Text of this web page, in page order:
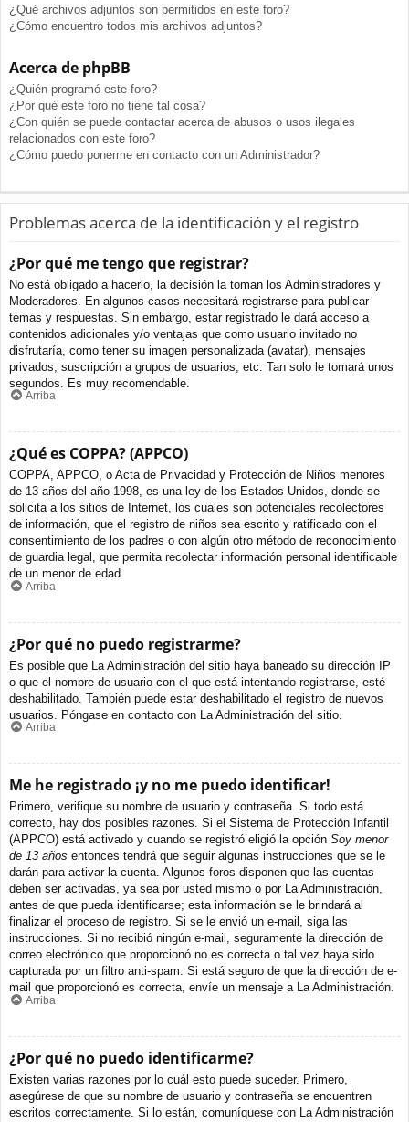
¿Qué archivos adjuntos son permitidos en este foro?
¿Cómo encuentro todos mis archivos adjuntos?
Acerca de phpBB
¿Quién programó este foro?
¿Por qué este foro no tiene tal cosa?
¿Con quién se puede contactar acerca de abusos o usos ilegales
relacionados con este foro?
¿Cómo puedo ponerme en contacto con un Administrador?
Problemas acerca de la identificación y el registro
¿Por qué me tengo que registrar?
No está obligado a hacerlo, la decisión la toman los Administradores y
Moderadores. En algunos casos necesitará registrarse para publicar
temas y respuestas. Sin embargo, estar registrado le dará acceso a
contenidos adicionales y/o ventajas que como usuario invitado no
disfrutaría, como tener su imagen personalizada (avatar), mensajes
privados, suscripción a grupos de usuarios, etc. Tan solo le tomará unos
segundos. Es muy recomendable.
Arriba
¿Qué es COPPA? (APPCO)
COPPA, APPCO, o Acta de Privacidad y Protección de Niños menores
de 13 años del año 1998, es una ley de los Estados Unidos, donde se
solicita a los sitios de Internet, los cuales son potenciales recolectores
de información, que el registro de niños sea escrito y ratificado con el
consentimiento de los padres o con algún otro método de reconocimiento
de guardia legal, que permita recolectar información personal identificable
de un menor de edad.
Arriba
¿Por qué no puedo registrarme?
Es posible que La Administración del sitio haya baneado su dirección IP
o que el nombre de usuario con el que está intentando registrarse, esté
deshabilitado. También puede estar deshabilitado el registro de nuevos
usuarios. Póngase en contacto con La Administración del sitio.
Arriba
Me he registrado ¡y no me puedo identificar!
Primero, verifique su nombre de usuario y contraseña. Si todo está
correcto, hay dos posibles razones. Si el Sistema de Protección Infantil
(APPCO) está activado y cuando se registró eligió la opción Soy menor
de 13 años entonces tendrá que seguir algunas instrucciones que se le
darán para activar la cuenta. Algunos foros disponen que las cuentas
deben ser activadas, ya sea por usted mismo o por La Administración,
antes de que pueda identificarse; esta información se le brindará al
finalizar el proceso de registro. Si se le envió un e-mail, siga las
instrucciones. Si no recibió ningún e-mail, seguramente la dirección de
correo electrónico que proporcionó no es correcta o tal vez haya sido
capturada por un filtro anti-spam. Si está seguro de que la dirección de e-
mail que proporcionó es correcta, envíe un mensaje a La Administración.
Arriba
¿Por qué no puedo identificarme?
Existen varias razones por lo cuál esto puede suceder. Primero,
asegúrese de que su nombre de usuario y contraseña se encuentren
escritos correctamente. Si lo están, comuníquese con La Administración